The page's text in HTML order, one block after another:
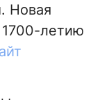
Новая
1700-летию